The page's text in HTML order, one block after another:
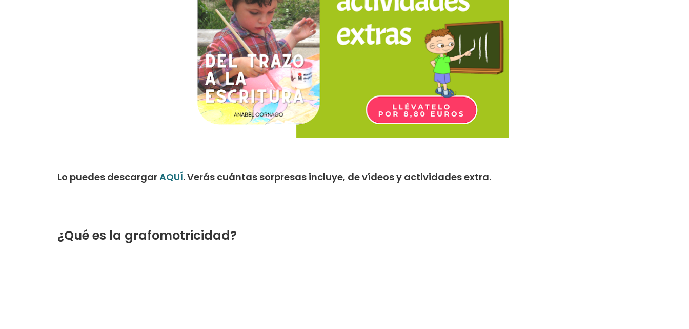
Lo puedes descargarAQUÍ. Verás cuántas sorpresas incluye, de vídeos y actividades extra.
¿Qué es la grafomotricidad?